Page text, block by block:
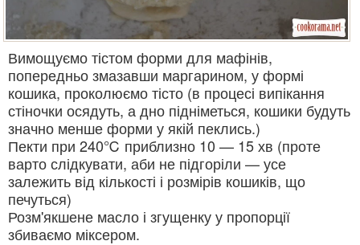
Вимощуємо тістом форми для мафінів,
попередньо змазавши маргарином, у формі
кошика, проколюємо тісто (в процесі випікання
стіночки осядуть, а дно підніметься, кошики будуть
значно менше форми у якій пеклись.)
Пекти при 240℃ приблизно 10 — 15 хв (проте
варто слідкувати, аби не підгоріли — усе
залежить від кількості і розмірів кошиків, що
печуться)
Розм'якшене масло і згущенку у пропорції
збиваємо міксером.